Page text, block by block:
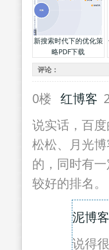
新搜索时代下的优化策
略PDF下载
评论：
0楼 红博客
说实话，百
松松、月光
的，同时有
较好的排名
泥博客
说得